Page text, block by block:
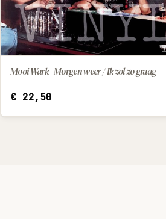
IN WINKELWAGEN
Mooi Wark - Morgen weer / Ik zol zo graag
€22,50